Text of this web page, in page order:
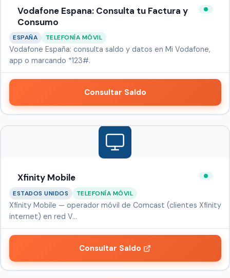
Vodafone Espana: Consulta tu Factura y
Consumo
ESPAÑA TELEFONÍA MÓVIL
Vodafone España: consulta saldo y datos en Mi Vodafone,
app o marcando *123#.
Consultar Saldo
Xfinity Mobile
ESTADOS UNIDOS TELEFONÍA MÓVIL
Xfinity Mobile — operador móvil de Comcast (clientes Xfinity
internet) en red V…
Consultar Saldo